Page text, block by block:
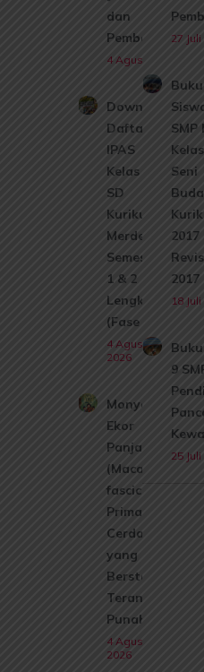
dan
Pembahasan
4 Agustus 2026
Download
Daftar Isi
IPAS
Kelas 1
SD
Kurikulum
Merdeka
Semester
1 & 2
Lengkap
(Fase A)
4 Agustus
2026
Monyet
Ekor
Panjang
(Macaca
fascicularis):
Primata
Cerdas
yang Kini
Berstatus
Terancam
Punah
4 Agustus
2026
27 Juli
Buku
SMP
Kelas
Seni
2017
2017
18 Juli
Buku
9
25 Juli